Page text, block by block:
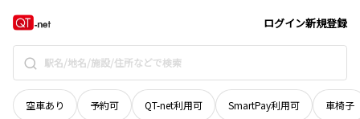
ログイン新規登録
空車あり 予約可 QT-net利用可 SmartPay利用可 車椅子
岡山県